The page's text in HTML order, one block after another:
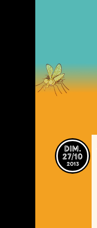
dim.
27/10
2013